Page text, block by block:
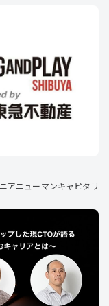
アニューマンキャピタリ